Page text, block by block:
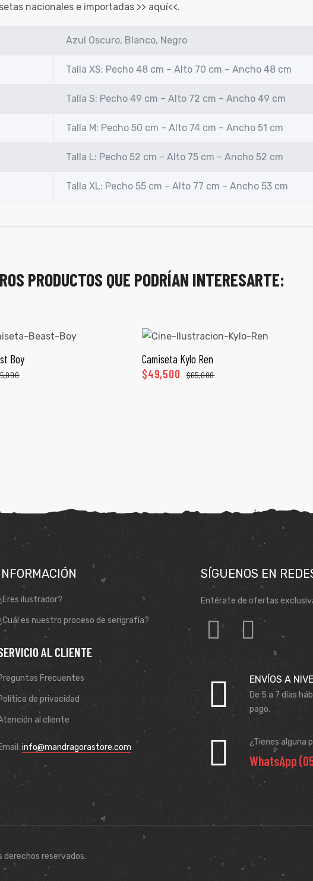
nacionales e importadas >> aquí<<.
Azul Oscuro, Blanco, Negro
Talla XS: Pecho 48 cm – Alto 70 cm – Ancho 48 cm
Talla S: Pecho 49 cm – Alto 72 cm – Ancho 49 cm
Talla M: Pecho 50 cm – Alto 74 cm – Ancho 51 cm
Talla L: Pecho 52 cm – Alto 75 cm – Ancho 52 cm
Talla XL: Pecho 55 cm – Alto 77 cm – Ancho 53 cm
PRODUCTOS QUE PODRÍAN INTERESARTE:
OPCIONES
Boy SELECCIONAR OPCIONES
Camiseta Kylo Ren
$65,000
$49,500
ilustrador?
es nuestro proceso de serigrafía?
AL CLIENTE
Frecuentes
de privacidad
al cliente
info@mandragorastore.com
SÍGUENOS EN
Entérate de ofertas
ENVÍOS A
De 5 a 7 días
pago.
¿Tienes alguna
WhatsApp
reservados.